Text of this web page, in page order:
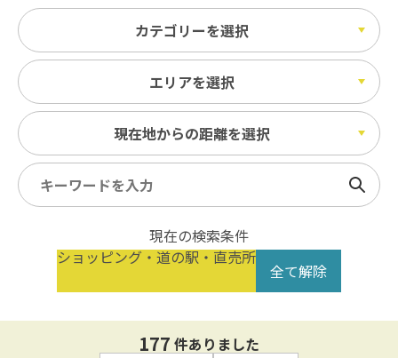
カテゴリーを選択
エリアを選択
現在地からの距離を選択
検索
現在の検索条件
ショッピング・道の駅・直売所
全て解除
177 件ありました